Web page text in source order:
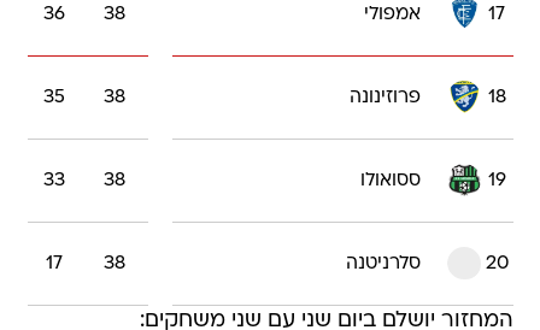
17 אמפולי 38
36
18 פרוזינונה 38
35
19 ססואולו 38
33
20 סלרניטנה 38
17
המחזור יושלם ביום שני עם שני משחקים: